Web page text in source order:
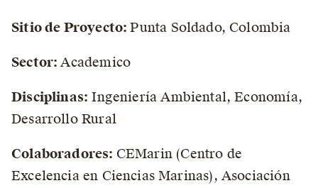
Sitio de Proyecto:Punta Soldado, Colombia
Sector:Academico
Disciplinas: Ingeniería Ambiental, Economía,
Desarrollo Rural
Colaboradores: CEMarin (Centro de
Excelencia en Ciencias Marinas), Asociación